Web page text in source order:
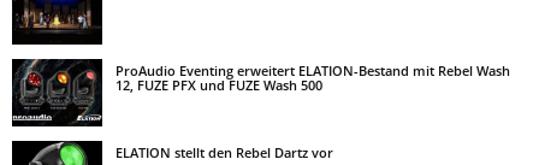
ProAudio Eventing erweitert ELATION-Bestand mit Rebel Wash
12, FUZE PFX und FUZE Wash 500
ELATION stellt den Rebel Dartz vor